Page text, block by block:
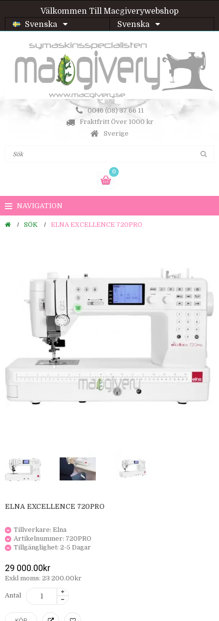
Välkommen Till Macgiverywebshop
Svenska
Svenska
0046 (08) 37 66 11
Fraktfritt Över 1000 kr
Sverige
0
NAVIGATION
SÖK ELNA EXCELLENCE 720PRO
ELNA EXCELLENCE 720PRO
Tillverkare: Elna
Artikelnummer: 720PRO
Tillgänglighet: 2-5 Dagar
29 000.00kr
Exkl moms: 23 200.00kr
Antal